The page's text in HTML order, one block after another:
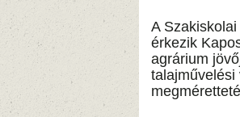
A
érkezik
agrárium
talajművelési